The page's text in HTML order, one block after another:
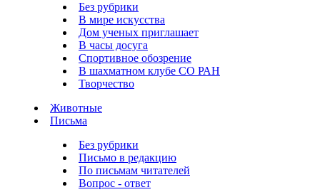
Без рубрики
В мире искусства
Дом ученых приглашает
В часы досуга
Спортивное обозрение
В шахматном клубе СО РАН
Творчество
Животные
Письма
Без рубрики
Письмо в редакцию
По письмам читателей
Вопрос - ответ